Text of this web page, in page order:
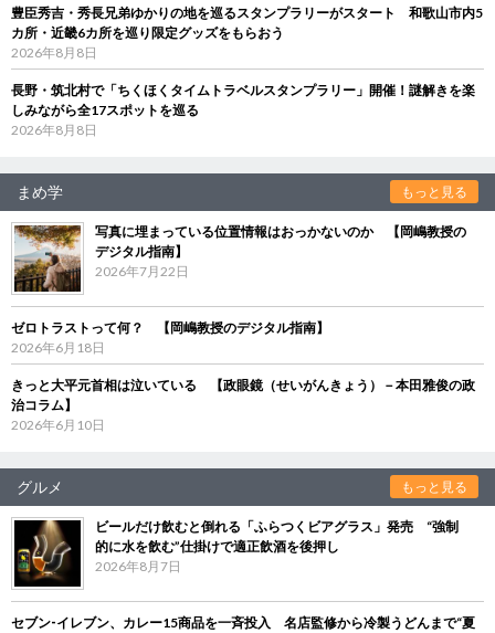
豊臣秀吉・秀長兄弟ゆかりの地を巡るスタンプラリーがスタート 和歌山市内5
カ所・近畿6カ所を巡り限定グッズをもらおう
2026年8月8日
長野・筑北村で「ちくほくタイムトラベルスタンプラリー」開催！謎解きを楽
しみながら全17スポットを巡る
2026年8月8日
まめ学 もっと見る
写真に埋まっている位置情報はおっかないのか 【岡嶋教授の
デジタル指南】
2026年7月22日
ゼロトラストって何？ 【岡嶋教授のデジタル指南】
2026年6月18日
きっと大平元首相は泣いている 【政眼鏡（せいがんきょう）－本田雅俊の政
治コラム】
2026年6月10日
グルメ もっと見る
ビールだけ飲むと倒れる「ふらつくビアグラス」発売 “強制
的に水を飲む”仕掛けで適正飲酒を後押し
2026年8月7日
セブン‐イレブン、カレー15商品を一斉投入 名店監修から冷製うどんまで“夏